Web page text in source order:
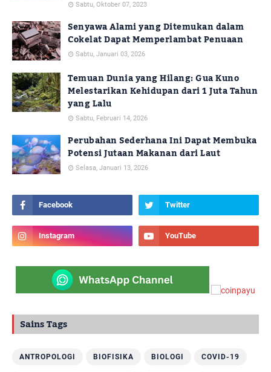
Sabtu, Oktober 07, 2023
Senyawa Alami yang Ditemukan dalam
Cokelat Dapat Memperlambat Penuaan
Sabtu, Januari 03, 2026
Temuan Dunia yang Hilang: Gua Kuno
Melestarikan Kehidupan dari 1 Juta Tahun
yang Lalu
Sabtu, Februari 14, 2026
Perubahan Sederhana Ini Dapat Membuka
Potensi Jutaan Makanan dari Laut
Selasa, Januari 13, 2026
Sains Tags
ANTROPOLOGI BIOFISIKA BIOLOGI COVID-19